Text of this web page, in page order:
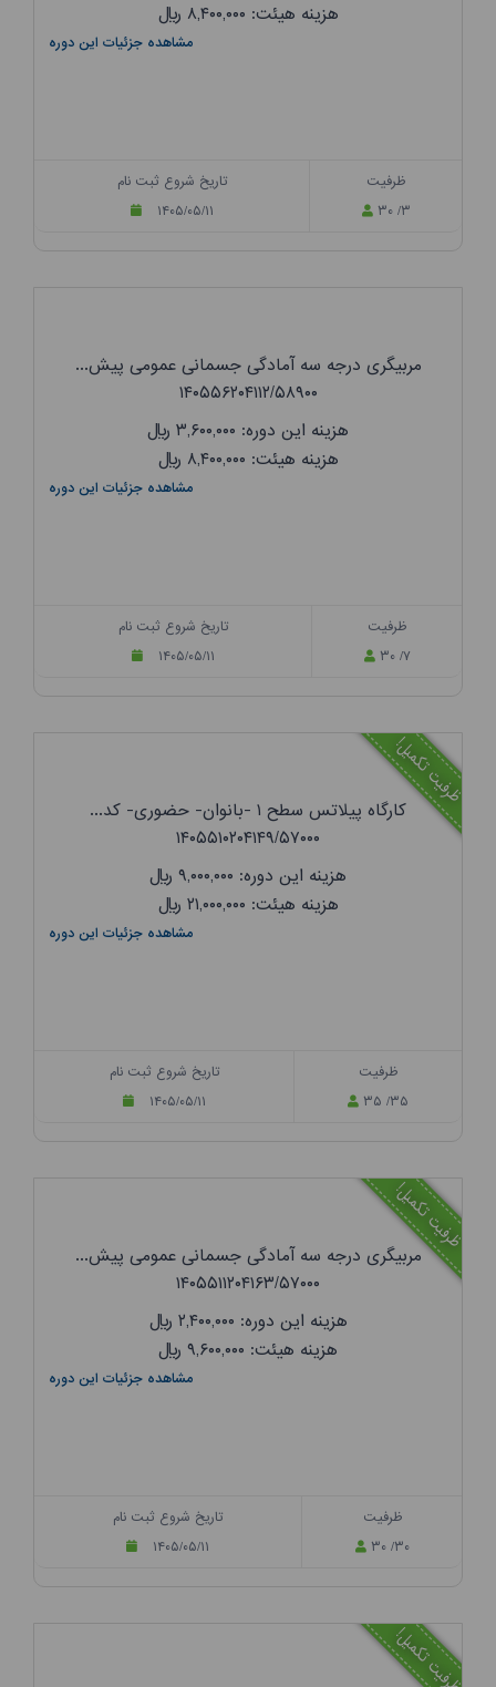
هزینه هیئت: ۸,۴۰۰,۰۰۰
ریال
مشاهده جزئیات این دوره
تاریخ شروع ثبت نام
۱۴۰۵/۰۵/۱۱
ظرفیت
۳۰ /۳
مربیگری درجه سه آمادگی جسمانی عمومی پیش...
۱۴۰۵۵۶۲۰۴۱۱۲/۵۸۹۰۰
هزینه این دوره: ۳,۶۰۰,۰۰۰
ریال
هزینه هیئت: ۸,۴۰۰,۰۰۰
ریال
مشاهده جزئیات این دوره
تاریخ شروع ثبت نام
۱۴۰۵/۰۵/۱۱
ظرفیت
۳۰ /۷
ظرفیت تکمیل!
کارگاه پیلاتس سطح ۱ -بانوان- حضوری- کد...
۱۴۰۵۵۱۰۲۰۴۱۴۹/۵۷۰۰۰
هزینه این دوره: ۹,۰۰۰,۰۰۰
ریال
هزینه هیئت: ۲۱,۰۰۰,۰۰۰
ریال
مشاهده جزئیات این دوره
تاریخ شروع ثبت نام
۱۴۰۵/۰۵/۱۱
ظرفیت
۳۵ /۳۵
ظرفیت تکمیل!
مربیگری درجه سه آمادگی جسمانی عمومی پیش...
۱۴۰۵۵۱۱۲۰۴۱۶۳/۵۷۰۰۰
هزینه این دوره: ۲,۴۰۰,۰۰۰
ریال
هزینه هیئت: ۹,۶۰۰,۰۰۰
ریال
مشاهده جزئیات این دوره
تاریخ شروع ثبت نام
۱۴۰۵/۰۵/۱۱
ظرفیت
۳۰ /۳۰
ظرفیت تکمیل!